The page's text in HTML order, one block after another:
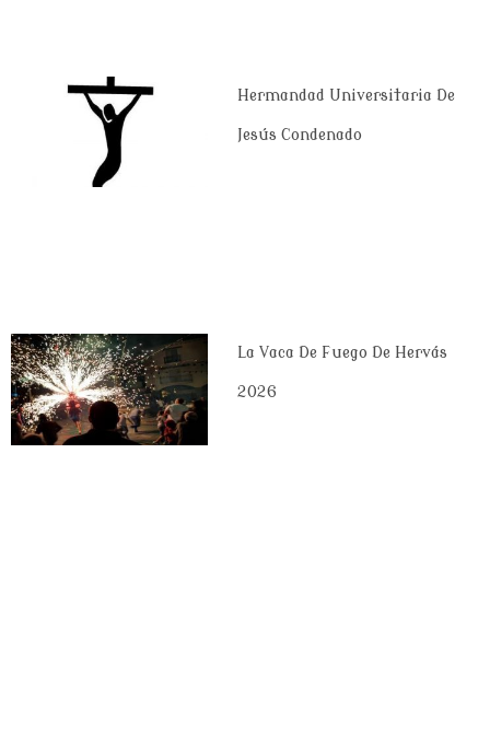
Hermandad Universitaria De
Jesús Condenado
La Vaca De Fuego De Hervás
2026